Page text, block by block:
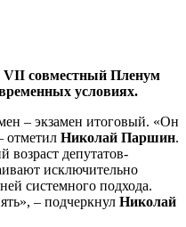
VII совместный Пленум
условиях.
– экзамен итоговый. «Он
отметил Николай Паршин.
возраст депутатов-
исключительно
системного подхода.
– подчеркнул Николай